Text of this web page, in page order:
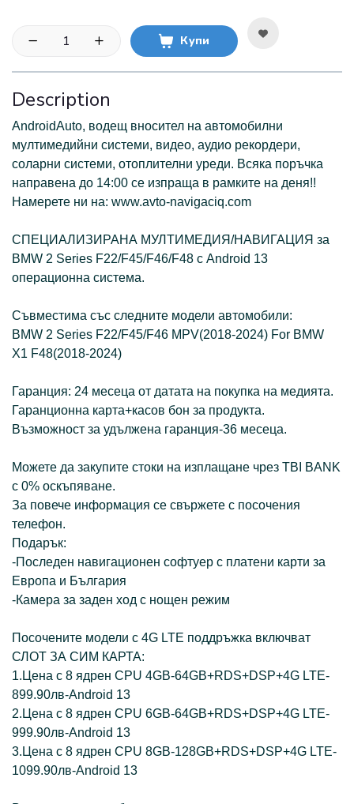
Купи
Description
АndroidAuto, водещ вносител на автомобилни
мултимедийни системи, видео, аудио рекордери,
соларни системи, отоплителни уреди. Всяка поръчка
направена до 14:00 се изпраща в рамките на деня!!
Намерете ни на: www.avto-navigaciq.com
СПЕЦИАЛИЗИРАНА МУЛТИМЕДИЯ/НАВИГАЦИЯ за
BMW 2 Series F22/F45/F46/F48 с Android 13
операционна система.
Съвместима със следните модели автомобили:
BMW 2 Series F22/F45/F46 MPV(2018-2024) For BMW
X1 F48(2018-2024)
Гаранция: 24 месеца от датата на покупка на медията.
Гаранционна карта+касов бон за продукта.
Възможност за удължена гаранция-36 месеца.
Можете да закупите стоки на изплащане чрез TBI BANK
с 0% оскъпяване.
За повече информация се свържете с посочения
телефон.
Подарък:
-Последен навигационен софтуер с платени карти за
Европа и България
-Камера за заден ход с нощен режим
Посочените модели с 4G LTE поддръжка включват
СЛОТ ЗА СИМ КАРТА:
1.Цена с 8 ядрен CPU 4GB-64GB+RDS+DSP+4G LTE-
899.90лв-Аndroid 13
2.Цена с 8 ядрен CPU 6GB-64GB+RDS+DSP+4G LTE-
999.90лв-Аndroid 13
3.Цена с 8 ядрен CPU 8GB-128GB+RDS+DSP+4G LTE-
1099.90лв-Аndroid 13